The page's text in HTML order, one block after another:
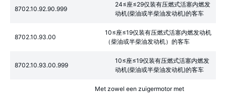
8702.10.92.90.999
24≤座≤29仅装有压燃式活塞内燃发
动机(柴油或半柴油发动机)的客车
8702.10.93.00
10≤座≤19仅装有压燃式活塞内燃发动机
（柴油或半柴油发动机）的客车
8702.10.93.00.999
10≤座≤19仅装有压燃式活塞内燃发
动机(柴油或半柴油发动机)的客车
Met zowel een zuigermotor met